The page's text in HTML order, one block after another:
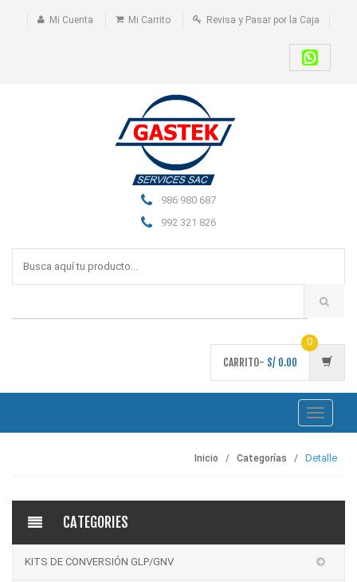
Mi Cuenta Mi Carrito Revisa y Pasar por la Caja
986 980 687
992 321 826
CARRITO- S/ 0.00
0
Toggle
Inicio Categorías Detalle
CATEGORIES
KITS DE CONVERSIÓN GLP/GNV